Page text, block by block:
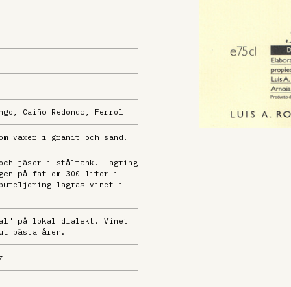
Caiño Redondo, Ferrol
växer i granit och sand.
jäser i ståltank. Lagring
på fat om 300 liter i
lagras vinet i
på lokal dialekt. Vinet
bästa åren.